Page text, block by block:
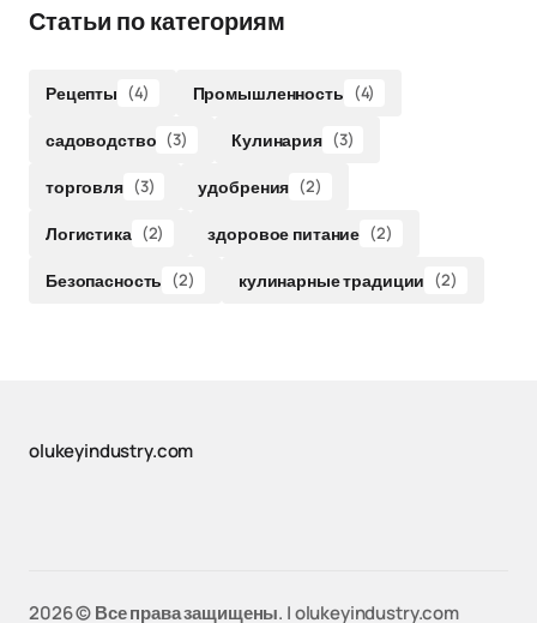
Статьи по категориям
Рецепты (4) Промышленность (4)
садоводство (3) Кулинария (3)
торговля (3) удобрения (2)
Логистика (2) здоровое питание (2)
Безопасность (2) кулинарные традиции (2)
olukeyindustry.com
2026 © Все права защищены. |olukeyindustry.com